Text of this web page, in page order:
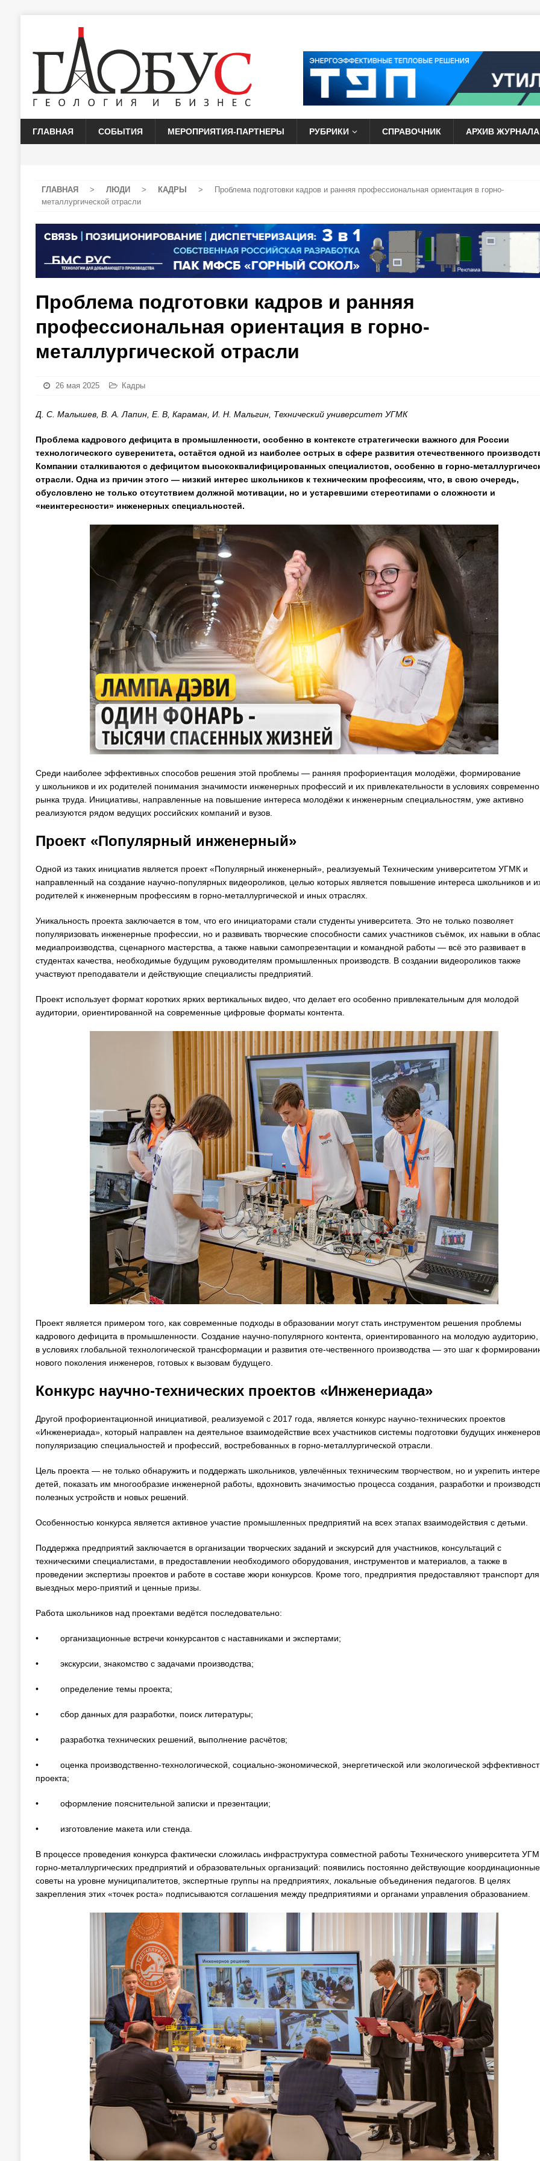
ГЛАВНАЯ СОБЫТИЯ МЕРОПРИЯТИЯ-ПАРТНЕРЫ РУБРИКИ СПРАВОЧНИК АРХИВ ЖУРНАЛА
ГЛАВНАЯ > ЛЮДИ > КАДРЫ >
Проблема подготовки кадров и ранняя профессиональная ориентация в горно-
металлургической отрасли
Проблема подготовки кадров и ранняя
профессиональная ориентация в горно-
металлургической отрасли
26 мая 2025 Кадры
Д. С. Малышев, В. А. Лапин, Е. В, Караман, И. Н. Мальгин, Технический университет УГМК
Проблема кадрового дефицита в промышленности, особенно в контексте стратегически важного для России
технологического суверенитета, остаётся одной из наиболее острых в сфере развития отечественного
Компании сталкиваются с дефицитом высококвалифицированных специалистов, особенно в горно-
отрасли. Одна из причин этого — низкий интерес школьников к техническим профессиям, что, в свою очередь,
обусловлено не только отсутствием должной мотивации, но и устаревшими стереотипами о сложности и
«неинтересности» инженерных специальностей.
Среди наиболее эффективных способов решения этой проблемы — ранняя профориентация молодёжи, формирование
у школьников и их родителей понимания значимости инженерных профессий и их привлекательности в условиях
рынка труда. Инициативы, направленные на повышение интереса молодёжи к инженерным специальностям, уже активно
реализуются рядом ведущих российских компаний и вузов.
Проект «Популярный инженерный»
Одной из таких инициатив является проект «Популярный инженерный», реализуемый Техническим университетом УГМК и
направленный на создание научно-популярных видеороликов, целью которых является повышение интереса школьников и
родителей к инженерным профессиям в горно-металлургической и иных отраслях.
Уникальность проекта заключается в том, что его инициаторами стали студенты университета. Это не только позволяет
популяризовать инженерные профессии, но и развивать творческие способности самих участников съёмок, их навыки в
медиапроизводства, сценарного мастерства, а также навыки самопрезентации и командной работы — всё это развивает в
студентах качества, необходимые будущим руководителям промышленных производств. В создании видеороликов также
участвуют преподаватели и действующие специалисты предприятий.
Проект использует формат коротких ярких вертикальных видео, что делает его особенно привлекательным для молодой
аудитории, ориентированной на современные цифровые форматы контента.
Проект является примером того, как современные подходы в образовании могут стать инструментом решения проблемы
кадрового дефицита в промышленности. Создание научно-популярного контента, ориентированного на молодую аудиторию,
в условиях глобальной технологической трансформации и развития оте-чественного производства — это шаг к
нового поколения инженеров, готовых к вызовам будущего.
Конкурс научно-технических проектов «Инженериада»
Другой профориентационной инициативой, реализуемой с 2017 года, является конкурс научно-технических проектов
«Инженериада», который направлен на деятельное взаимодействие всех участников системы подготовки будущих
популяризацию специальностей и профессий, востребованных в горно-металлургической отрасли.
Цель проекта — не только обнаружить и поддержать школьников, увлечённых техническим творчеством, но и укрепить
детей, показать им многообразие инженерной работы, вдохновить значимостью процесса создания, разработки и
полезных устройств и новых решений.
Особенностью конкурса является активное участие промышленных предприятий на всех этапах взаимодействия с детьми.
Поддержка предприятий заключается в организации творческих заданий и экскурсий для участников, консультаций с
техническими специалистами, в предоставлении необходимого оборудования, инструментов и материалов, а также в
проведении экспертизы проектов и работе в составе жюри конкурсов. Кроме того, предприятия предоставляют транспорт для
выездных меро-приятий и ценные призы.
Работа школьников над проектами ведётся последовательно:
• организационные встречи конкурсантов с наставниками и экспертами;
• экскурсии, знакомство с задачами производства;
• определение темы проекта;
• сбор данных для разработки, поиск литературы;
• разработка технических решений, выполнение расчётов;
• оценка производственно-технологической, социально-экономической, энергетической или экологической
проекта;
• оформление пояснительной записки и презентации;
• изготовление макета или стенда.
В процессе проведения конкурса фактически сложилась инфраструктура совместной работы Технического университета
горно-металлургических предприятий и образовательных организаций: появились постоянно действующие координационные
советы на уровне муниципалитетов, экспертные группы на предприятиях, локальные объединения педагогов. В целях
закрепления этих «точек роста» подписываются соглашения между предприятиями и органами управления образованием.